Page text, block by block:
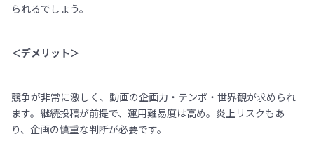
られるでしょう。
＜デメリット＞
競争が非常に激しく、動画の企画力・テンポ・世界観が求められ
ます。継続投稿が前提で、運用難易度は高め。炎上リスクもあ
り、企画の慎重な判断が必要です。